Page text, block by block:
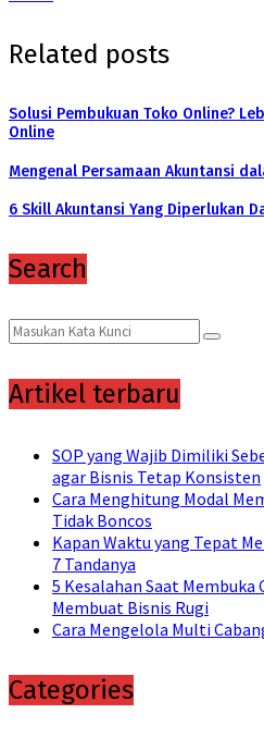
Related posts
Solusi Pembukuan Toko Online?
Online
Mengenal Persamaan Akuntansi
6 Skill Akuntansi Yang Diperlukan
Search
Search
for:
Search
Artikel terbaru
SOP yang Wajib Dimiliki
agar Bisnis Tetap Konsisten
Cara Menghitung Modal
Tidak Boncos
Kapan Waktu yang Tepat
7 Tandanya
5 Kesalahan Saat Membuka
Membuat Bisnis Rugi
Cara Mengelola Multi
Categories